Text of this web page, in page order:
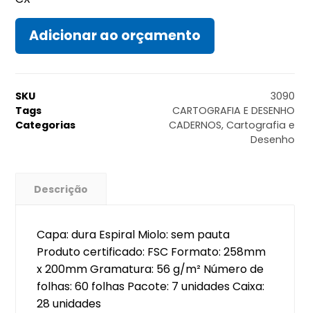
Adicionar ao orçamento
SKU
3090
Tags
CARTOGRAFIA E DESENHO
Categorias
CADERNOS, Cartografia e
Desenho
Descrição
Capa: dura Espiral Miolo: sem pauta
Produto certificado: FSC Formato: 258mm
x 200mm Gramatura: 56 g/m² Número de
folhas: 60 folhas Pacote: 7 unidades Caixa:
28 unidades